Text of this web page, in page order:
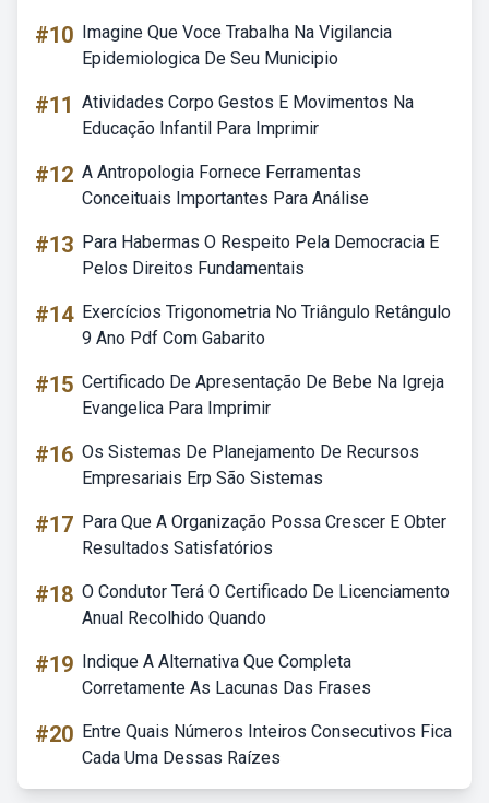
#10 Imagine Que Voce Trabalha Na Vigilancia
Epidemiologica De Seu Municipio
#11 Atividades Corpo Gestos E Movimentos Na
Educação Infantil Para Imprimir
#12 A Antropologia Fornece Ferramentas
Conceituais Importantes Para Análise
#13 Para Habermas O Respeito Pela Democracia E
Pelos Direitos Fundamentais
#14 Exercícios Trigonometria No Triângulo Retângulo
9 Ano Pdf Com Gabarito
#15 Certificado De Apresentação De Bebe Na Igreja
Evangelica Para Imprimir
#16 Os Sistemas De Planejamento De Recursos
Empresariais Erp São Sistemas
#17 Para Que A Organização Possa Crescer E Obter
Resultados Satisfatórios
#18 O Condutor Terá O Certificado De Licenciamento
Anual Recolhido Quando
#19 Indique A Alternativa Que Completa
Corretamente As Lacunas Das Frases
#20 Entre Quais Números Inteiros Consecutivos Fica
Cada Uma Dessas Raízes